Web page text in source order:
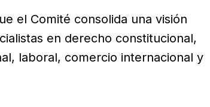
el Comité consolida una visión
en derecho constitucional,
laboral, comercio internacional y